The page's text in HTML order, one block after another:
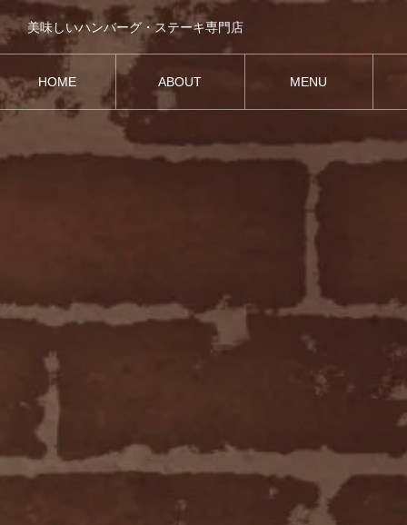
HOME
ホーム
ABOUT
お店紹介
MENU
美味しいハンバーグ・ステーキ専門店